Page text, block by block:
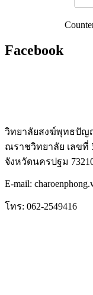
Facebook
วิทยาลัยสงฆ์พุทธปัญ
ณราชวิทยาลัย เลขที่
จังหวัดนครปฐม
E-mail:
โทร: 062-2549416